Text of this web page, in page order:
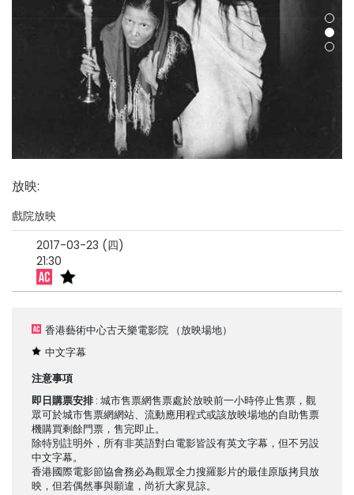
放映:
戲院放映
2017-03-23 (四)
21:30
香港藝術中心古天樂電影院 （放映場地）
中文字幕
注意事項
即日購票安排 : 城市售票網售票處於放映前一小時停止售票，觀
眾可於城市售票網網站、流動應用程式或該放映場地的自助售票
機購買剩餘門票，售完即止。
除特別註明外，所有非英語對白電影皆設有英文字幕，但不另設
中文字幕。
香港國際電影節協會務必為觀眾全力搜羅影片的最佳原版拷貝放
映，但若偶然事與願違，尚祈大家見諒。